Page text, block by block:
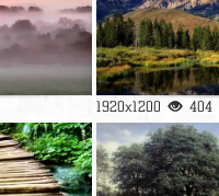
1920x1200 404